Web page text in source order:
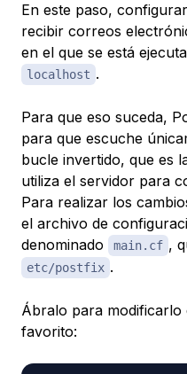
En este paso,
recibir correos
en el que se está
localhost .
Para que eso suceda,
para que escuche
bucle invertido, que es
utiliza el servidor para
Para realizar los
el archivo de
denominado
main.cf ,
etc/postfix .
Ábralo para
favorito: